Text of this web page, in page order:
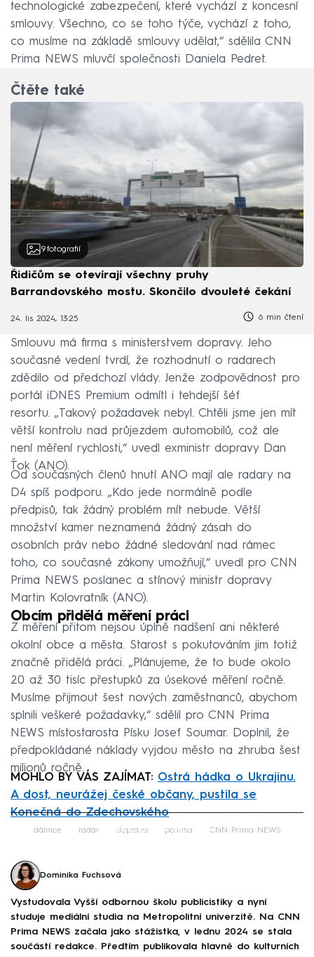
technologické zabezpečení, které vychází z koncesní
smlouvy. Všechno, co se toho týče, vychází z toho,
co musíme na základě smlouvy udělat,“ sdělila CNN
Prima NEWS mluvčí společnosti Daniela Pedret.
Čtěte také
9 fotografií
Řidičům se otevírají všechny pruhy
Barrandovského mostu. Skončilo dvouleté čekání
24. lis 2024, 13:25 6 min čtení
Smlouvu má firma s ministerstvem dopravy. Jeho
současné vedení tvrdí, že rozhodnutí o radarech
zdědilo od předchozí vlády. Jenže zodpovědnost pro
portál iDNES Premium odmítl i tehdejší šéf
resortu. „Takový požadavek nebyl. Chtěli jsme jen mít
větší kontrolu nad průjezdem automobilů, což ale
není měření rychlosti,“ uvedl exministr dopravy Dan
Ťok (ANO).
Od současných členů hnutí ANO mají ale radary na
D4 spíš podporu. „Kdo jede normálně podle
předpisů, tak žádný problém mít nebude. Větší
množství kamer neznamená žádný zásah do
osobních práv nebo žádné sledování nad rámec
toho, co současné zákony umožňují,“ uvedl pro CNN
Prima NEWS poslanec a stínový ministr dopravy
Martin Kolovratník (ANO).
Obcím přidělá měření práci
Z měření přitom nejsou úplně nadšení ani některé
okolní obce a města. Starost s pokutováním jim totiž
značně přidělá práci. „Plánujeme, že to bude okolo
20 až 30 tisíc přestupků za úsekové měření ročně.
Musíme přijmout šest nových zaměstnanců, abychom
splnili veškeré požadavky,“ sdělil pro CNN Prima
NEWS místostarosta Písku Josef Soumar. Doplnil, že
předpokládané náklady vyjdou město na zhruba šest
milionů ročně.
MOHLO BY VÁS ZAJÍMAT: Ostrá hádka o Ukrajinu.
A dost, neurážej české občany, pustila se
Konečná do Zdechovského
Failed to fetch
dálnice radar doprava politika CNN Prima NEWS
Dominika Fuchsová
Vystudovala Vyšší odbornou školu publicistiky a nyní
studuje mediální studia na Metropolitní univerzitě. Na CNN
Prima NEWS začala jako stážistka, v lednu 2024 se stala
součástí redakce. Předtím publikovala hlavně do kulturních